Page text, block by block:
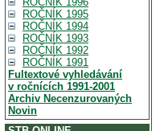
ROČNÍK 1995
ROČNÍK 1994
ROČNÍK 1993
ROČNÍK 1992
ROČNÍK 1991
Fultextové vyhledávání
v ročnících 1991-2001
Archiv Necenzurovaných
Novin